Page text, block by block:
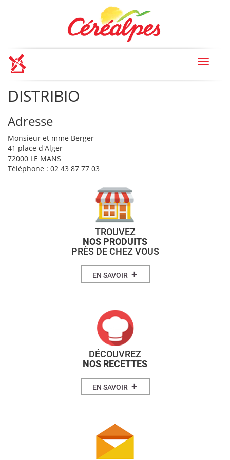
Toggle
DISTRIBIO
Adresse
Monsieur et mme Berger
41 place d'Alger
72000 LE MANS
Téléphone : 02 43 87 77 03
TROUVEZ
NOS PRODUITS
PRÈS DE CHEZ VOUS
EN SAVOIR +
DÉCOUVREZ
NOS RECETTES
EN SAVOIR +